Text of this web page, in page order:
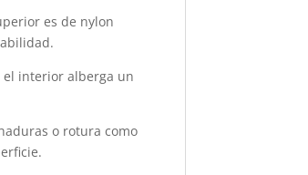
es de nylon
el interior alberga un
o rotura como